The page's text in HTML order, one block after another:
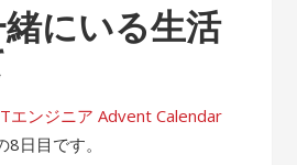
にいる生活
エンジニア Advent Calendar
8日目です。